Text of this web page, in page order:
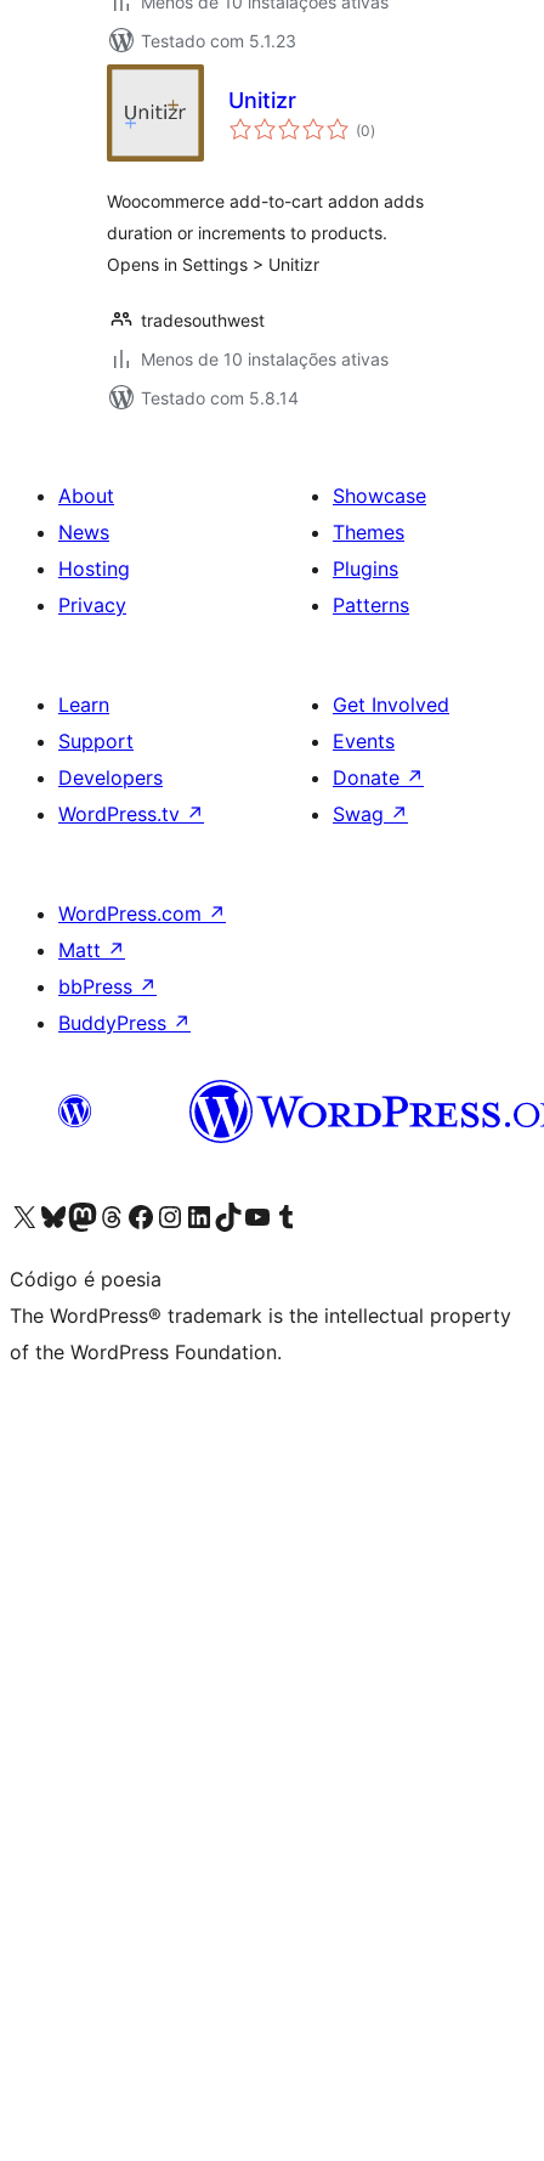
Testado com 5.1.23
Unitizr
(0avaliações
totais
)
Woocommerce add-to-cart addon adds
duration or increments to products.
Opens in Settings > Unitizr
tradesouthwest
Menos de 10 instalações ativas
Testado com 5.8.14
About
News
Hosting
Privacy
Showcase
Themes
Plugins
Patterns
Learn
Support
Developers
WordPress.tv ↗
Get Involved
Events
Donate ↗
Swag ↗
WordPress.com ↗
Matt ↗
bbPress ↗
BuddyPress ↗
Visit our X (formerly Twitter) account
Visit our Bluesky account
Visit our Mastodon account
Visit our Threads account
Visit our Facebook page
Visit our Instagram account
Visit our LinkedIn account
Visit our TikTok account
Visit our YouTube channel
Visit our Tumblr account
Código é poesia
The WordPress® trademark is the intellectual property
of the WordPress Foundation.